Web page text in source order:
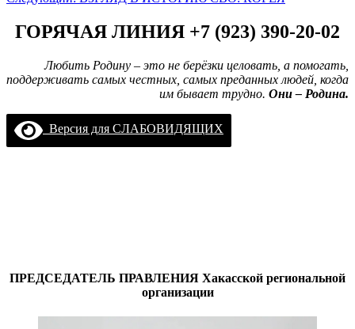
ГОРЯЧАЯ ЛИНИЯ +7 (923) 390-20-02
Любить Родину – это не берёзки целовать, а помогать,
поддерживать самых честных, самых преданных людей, когда
им бывает трудно. Они – Родина.
Версия для СЛАБОВИДЯЩИХ
ПРЕДСЕДАТЕЛЬ ПРАВЛЕНИЯ Хакасской региональной
организации